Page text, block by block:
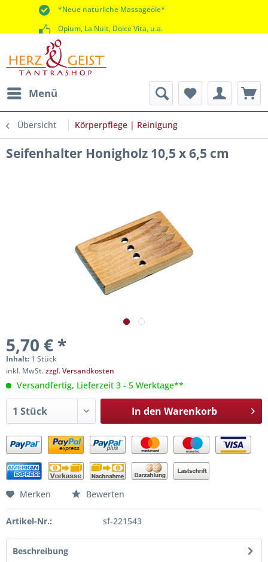
*Neue natürliche Massageöle*
Opium, La Nuit, Dolce Vita, u.a.
*60 Tage Rückgaberecht*
Menü
Übersicht Körperpflege | Reinigung
Seifenhalter Honigholz 10,5 x 6,5 cm
5,70 € *
Inhalt: 1 Stück
inkl. MwSt.zzgl. Versandkosten
Versandfertig, Lieferzeit 3 - 5 Werktage**
In den Warenkorb
Merken Bewerten
Artikel-Nr.: sf-221543
Beschreibung